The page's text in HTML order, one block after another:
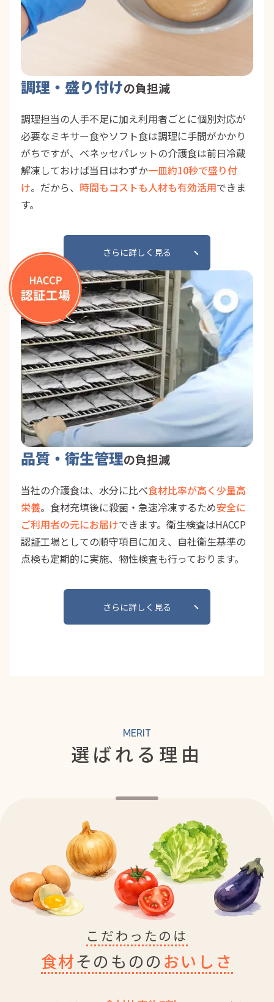
調理・盛り付けの負担減
調理担当の人手不足に加え利用者ごとに個別対応が
必要なミキサー食やソフト食は調理に手間がかかり
がちですが、ベネッセパレットの介護食は前日冷蔵
解凍しておけば当日はわずか一皿約10秒で盛り付
け。だから、 時間もコストも人材も有効活用できま
す。
さらに詳しく見る
品質・衛生管理の負担減
当社の介護食は、水分に比べ食材比率が高く少量高
栄養。食材充填後に殺菌・急速冷凍するため安全に
ご利用者の元にお届けできます。衛生検査はHACCP
認証工場としての順守項目に加え、自社衛生基準の
点検も定期的に実施、物性検査も行っております。
さらに詳しく見る
MERIT
選ばれる理由
こだわったのは
食材そのものの おいしさ